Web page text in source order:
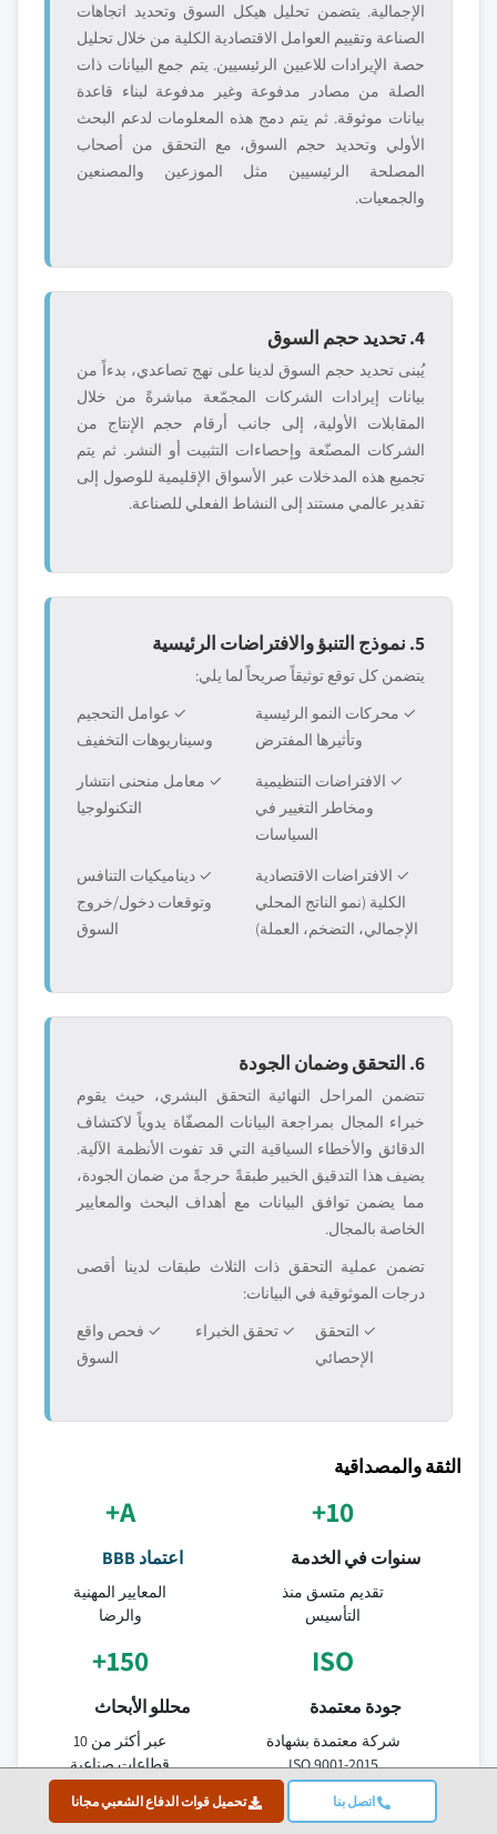
اتصل بنا تحميل قوات الدفاع الشعبي مجانا
الإجمالية. يتضمن تحليل هيكل السوق وتحديد اتجاهات
الصناعة وتقييم العوامل الاقتصادية الكلية من خلال تحليل
حصة الإيرادات للاعبين الرئيسيين. يتم جمع البيانات ذات
الصلة من مصادر مدفوعة وغير مدفوعة لبناء قاعدة
بيانات موثوقة. ثم يتم دمج هذه المعلومات لدعم البحث
الأولي وتحديد حجم السوق، مع التحقق من أصحاب
المصلحة الرئيسيين مثل الموزعين والمصنعين
والجمعيات.
4. تحديد حجم السوق
يُبنى تحديد حجم السوق لدينا على نهج تصاعدي، بدءاً من
بيانات إيرادات الشركات المجمّعة مباشرةً من خلال
المقابلات الأولية، إلى جانب أرقام حجم الإنتاج من
الشركات المصنّعة وإحصاءات التثبيت أو النشر. ثم يتم
تجميع هذه المدخلات عبر الأسواق الإقليمية للوصول إلى
تقدير عالمي مستند إلى النشاط الفعلي للصناعة.
5. نموذج التنبؤ والافتراضات الرئيسية
يتضمن كل توقع توثيقاً صريحاً لما يلي:
✓ محركات النمو الرئيسية
وتأثيرها المفترض
✓ عوامل التحجيم
وسيناريوهات التخفيف
✓ الافتراضات التنظيمية
ومخاطر التغيير في
السياسات
✓ معامل منحنى انتشار
التكنولوجيا
✓ الافتراضات الاقتصادية
الكلية (نمو الناتج المحلي
الإجمالي، التضخم، العملة)
✓ ديناميكيات التنافس
وتوقعات دخول/خروج
السوق
6. التحقق وضمان الجودة
تتضمن المراحل النهائية التحقق البشري، حيث يقوم
خبراء المجال بمراجعة البيانات المصفّاة يدوياً لاكتشاف
الدقائق والأخطاء السياقية التي قد تفوت الأنظمة الآلية.
يضيف هذا التدقيق الخبير طبقةً حرجةً من ضمان الجودة،
مما يضمن توافق البيانات مع أهداف البحث والمعايير
الخاصة بالمجال.
تضمن عملية التحقق ذات الثلاث طبقات لدينا أقصى
درجات الموثوقية في البيانات:
✓ التحقق
الإحصائي
✓ تحقق الخبراء
✓ فحص واقع
السوق
الثقة والمصداقية
10+
سنوات في الخدمة
تقديم متسق منذ
التأسيس
A+
اعتماد BBB
المعايير المهنية
والرضا
ISO
جودة معتمدة
شركة معتمدة بشهادة
ISO 9001-2015
150+
محللو الأبحاث
عبر أكثر من 10
قطاعات صناعية
95%